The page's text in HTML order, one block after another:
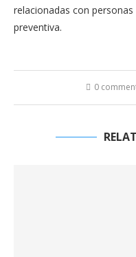
relacionadas con
preventiva.
0